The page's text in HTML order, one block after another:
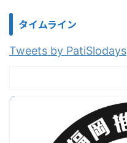
タイムライン
Tweets by PatiSlodays